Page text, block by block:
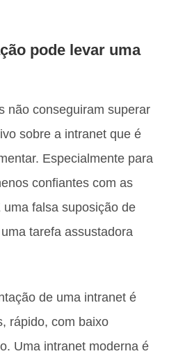
pode levar uma
não conseguiram superar
sobre a intranet que é
Especialmente para
confiantes com as
falsa suposição de
tarefa assustadora
de uma intranet é
rápido, com baixo
Uma intranet moderna é